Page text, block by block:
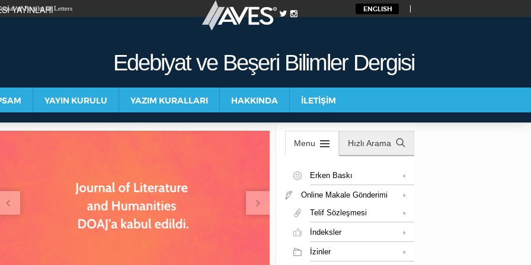
of Faculty of Letters
YAYINLARI ENGLISH
Edebiyat ve Beşeri Bilimler Dergisi
YAYIN KURULU YAZIM KURALLARI HAKKINDA İLETİŞİM
Menu Hızlı Arama
Erken Baskı
Online Makale Gönderimi
Telif Sözleşmesi
İndeksler
İzinler